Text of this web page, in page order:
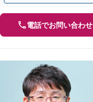
電話でお問い合わせ